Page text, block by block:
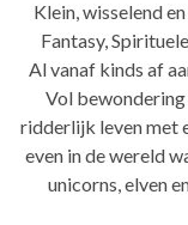
Klein, wisselend
Fantasy,
Al vanaf kinds af
Vol bewondering
ridderlijk leven met
even in de wereld
unicorns, elven